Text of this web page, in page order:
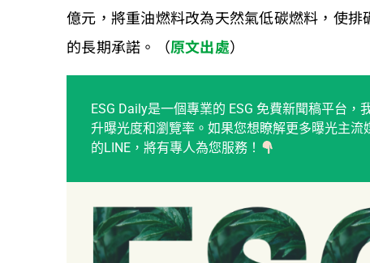
億元，將重油燃料改為天然氣低碳燃料，使
的長期承諾。（原文出處）
ESG Daily是一個專業的 ESG 免費新聞稿平台
升曝光度和瀏覽率。如果您想瞭解更多曝光主
的LINE，將有專人為您服務！